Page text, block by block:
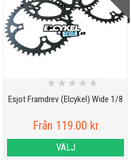
Esjot Framdrev (Elcykel) Wide 1/8
★ ★ ★ ★ ★
Från 119.00 kr
VÄLJ